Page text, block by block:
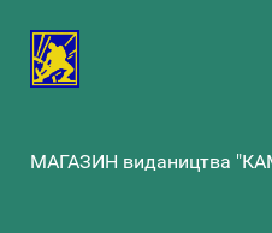
МАГАЗИН видаництва